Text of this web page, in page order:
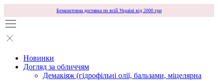
Безкоштовна доставка по всій Україні від 2000 грн
Новинки
Догляд за обличчям
Демакіяж (гідрофільні олії, бальзами, міцелярна